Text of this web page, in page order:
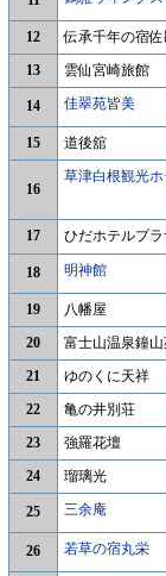
12 伝承千年の宿
13
雲仙宮崎旅館
14 佳翠苑皆美
15 道後舘
16
草津白根観光
17 ひだホテルプ
18 明神館
19 八幡屋
20
富士山温泉鐘
21
ゆのくに天祥
22
亀の井別荘
23
強羅花壇
24
瑠璃光
25 三余庵
26 若草の宿丸栄